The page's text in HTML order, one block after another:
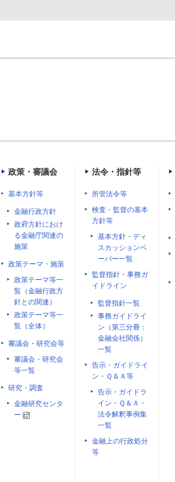
政策・審議会
基本方針等
金融行政方針
政府方針におけ
る金融庁関連の
施策
政策テーマ・施策
政策テーマ等一
覧（金融行政方
針との関連）
政策テーマ等一
覧（全体）
審議会・研究会等
審議会・研究会
等一覧
研究・調査
金融研究センタ
ー
法令・指針等
所管法令等
検査・監督の基本
方針等
基本方針・ディ
スカッションペ
ーパー一覧
監督指針・事務ガ
イドライン
監督指針一覧
事務ガイドライ
ン（第三分冊：
金融会社関係）
一覧
告示・ガイドライ
ン・Ｑ＆Ａ等
告示・ガイドラ
イン・Ｑ＆Ａ・
法令解釈事例集
一覧
金融上の行政処分
等